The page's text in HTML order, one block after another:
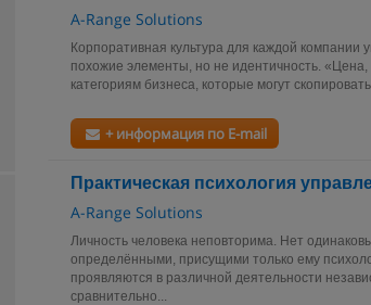
A-Range Solutions
Корпоративная культура для каждой компании
похожие элементы, но не идентичность. «Цена,
категориям бизнеса, которые могут
+ информация по E-mail
Практическая психология
A-Range Solutions
Личность человека неповторима. Нет
определёнными, присущими только ему
проявляются в различной деятельности
сравнительно...